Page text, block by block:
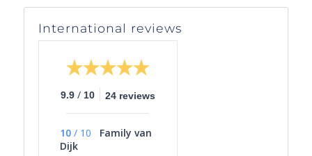
International reviews
9.9 / 10 24 reviews
10 / 10
Family van
Dijk